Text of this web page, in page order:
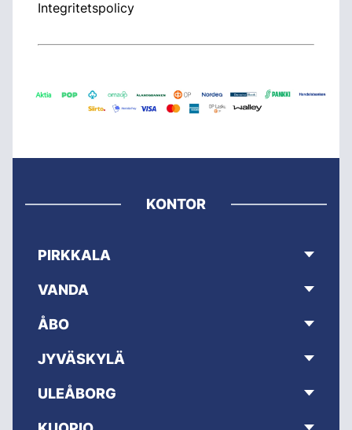
Integritetspolicy
KONTOR
PIRKKALA
VANDA
ÅBO
JYVÄSKYLÄ
ULEÅBORG